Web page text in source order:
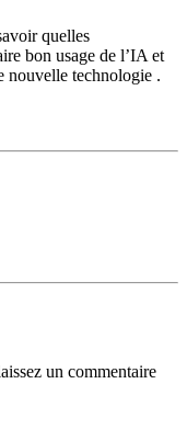
quelles
bon usage de l’IA et
nouvelle technologie .
un commentaire